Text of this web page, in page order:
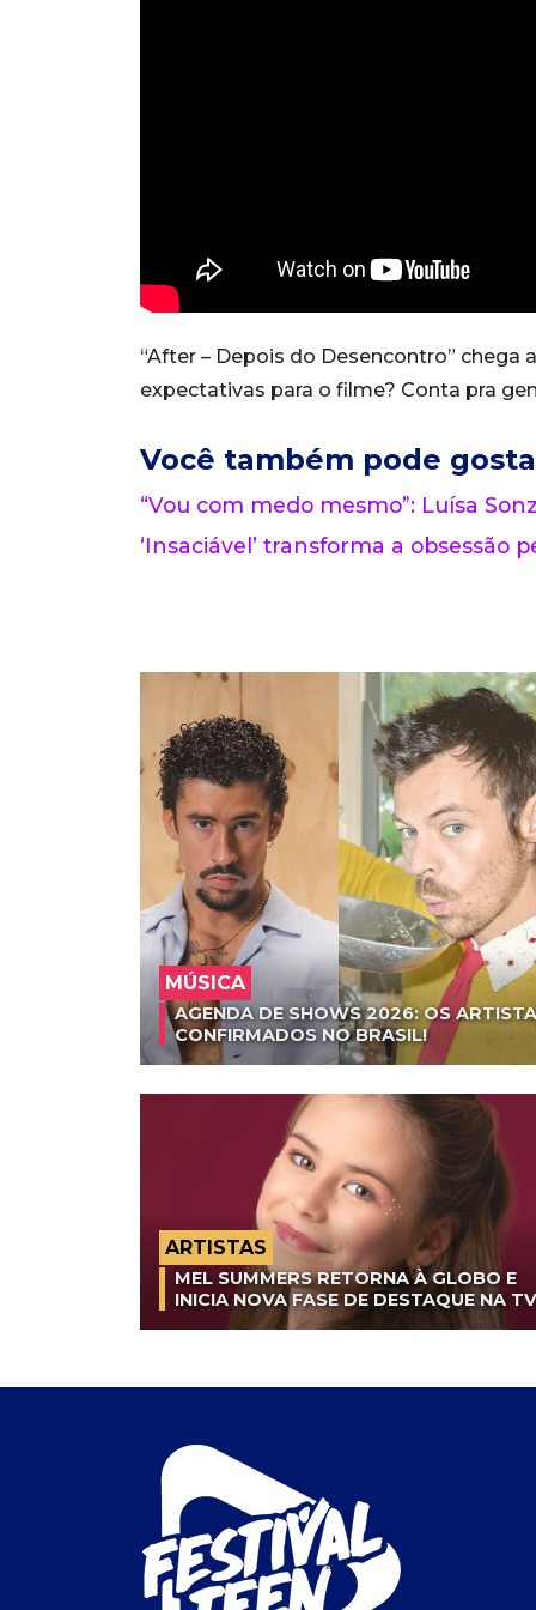
“After – Depois do Desencontro” chega
expectativas para o filme? Conta pra
Você também pode
“Vou com medo mesmo”: Luísa
‘Insaciável’ transforma a
MÚSICA
AGENDA DE SHOWS 2026: OS
CONFIRMADOS NO BRASIL!
ARTISTAS
MEL SUMMERS RETORNA À GLOBO E
INICIA NOVA FASE DE DESTAQUE NA TV